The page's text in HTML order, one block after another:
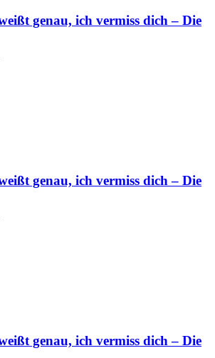
genau, ich vermiss dich – Die
genau, ich vermiss dich – Die
genau, ich vermiss dich – Die